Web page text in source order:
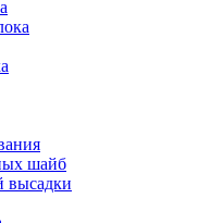
шайб
высадки